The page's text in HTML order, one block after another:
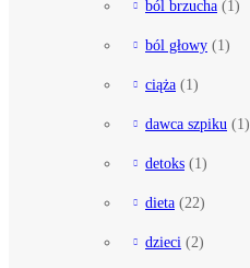
ból brzucha (1)
ból głowy (1)
ciąża (1)
dawca szpiku (1)
detoks (1)
dieta (22)
dzieci (2)